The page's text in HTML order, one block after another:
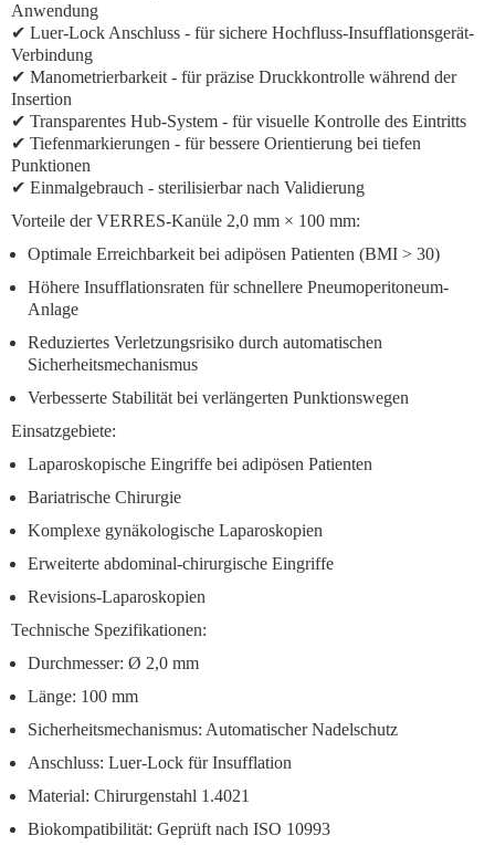
Anwendung
✔ Luer-Lock Anschluss - für sichere Hochfluss-Insufflationsgerät-
Verbindung
✔ Manometrierbarkeit - für präzise Druckkontrolle während der
Insertion
✔ Transparentes Hub-System - für visuelle Kontrolle des Eintritts
✔ Tiefenmarkierungen - für bessere Orientierung bei tiefen
Punktionen
✔ Einmalgebrauch - sterilisierbar nach Validierung
Vorteile der VERRES-Kanüle 2,0 mm × 100 mm:
Optimale Erreichbarkeit bei adipösen Patienten (BMI > 30)
Höhere Insufflationsraten für schnellere Pneumoperitoneum-
Anlage
Reduziertes Verletzungsrisiko durch automatischen
Sicherheitsmechanismus
Verbesserte Stabilität bei verlängerten Punktionswegen
Einsatzgebiete:
Laparoskopische Eingriffe bei adipösen Patienten
Bariatrische Chirurgie
Komplexe gynäkologische Laparoskopien
Erweiterte abdominal-chirurgische Eingriffe
Revisions-Laparoskopien
Technische Spezifikationen:
Durchmesser: Ø 2,0 mm
Länge: 100 mm
Sicherheitsmechanismus: Automatischer Nadelschutz
Anschluss: Luer-Lock für Insufflation
Material: Chirurgenstahl 1.4021
Biokompatibilität: Geprüft nach ISO 10993